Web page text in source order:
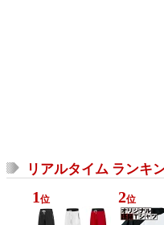
リアルタイム ランキ
1 位 2位